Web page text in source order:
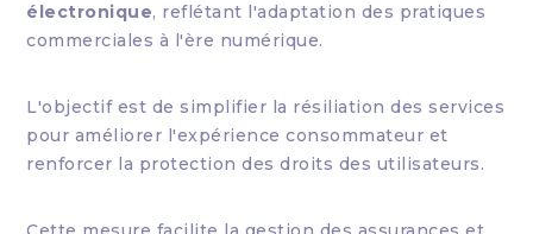
électronique, reflétant l'adaptation des pratiques
commerciales à l'ère numérique.
L'objectif est de simplifier la résiliation des services
pour améliorer l'expérience consommateur et
renforcer la protection des droits des utilisateurs.